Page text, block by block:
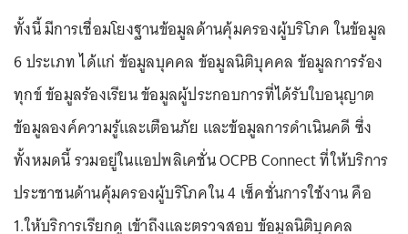
ทั้งนี้ มีการเชื่อมโยงฐานข้อมูลด้านคุ้มครองผู้บริโภค ในข้อมูล
6 ประเภท ได้แก่ ข้อมูลบุคคล ข้อมูลนิติบุคคล ข้อมูลการร้อง
ทุกข์ ข้อมูลร้องเรียน ข้อมูลผู้ประกอบการที่ได้รับใบอนุญาต
ข้อมูลองค์ความรู้และเตือนภัย และข้อมูลการดำเนินคดี ซึ่ง
ทั้งหมดนี้ รวมอยู่ในแอปพลิเคชั่น OCPB Connect ที่ให้บริการ
ประชาชนด้านคุ้มครองผู้บริโภคใน 4 เซ็คชั่นการใช้งาน คือ
1.ให้บริการเรียกดู เข้าถึงและตรวจสอบ ข้อมูลนิติบุคคล